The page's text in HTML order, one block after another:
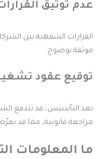
توثيق القرارات
الشفهية بين الشركاء
بوضوح.
عقود
التأسيس، قد تندفع الشركة
قانونية، مما قد يعرّضها
المعلومات التي